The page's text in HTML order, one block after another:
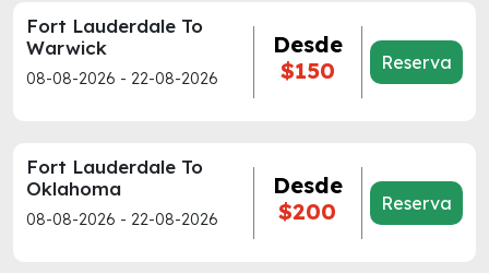
Fort Lauderdale To
Warwick
08-08-2026 - 22-08-2026
Desde
$150
Reserva
Fort Lauderdale To
Oklahoma
08-08-2026 - 22-08-2026
Desde
$200
Reserva